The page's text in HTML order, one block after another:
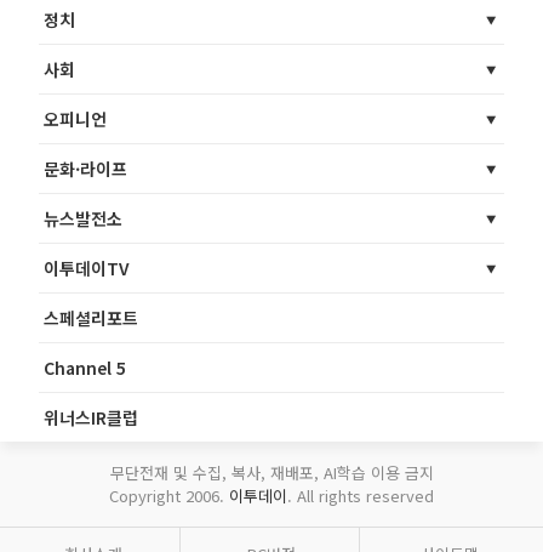
정치
사회
오피니언
문화·라이프
뉴스발전소
이투데이TV
스페셜리포트
Channel 5
위너스IR클럽
무단전재 및 수집, 복사, 재배포, AI학습 이용 금지
Copyright 2006. 이투데이. All rights reserved